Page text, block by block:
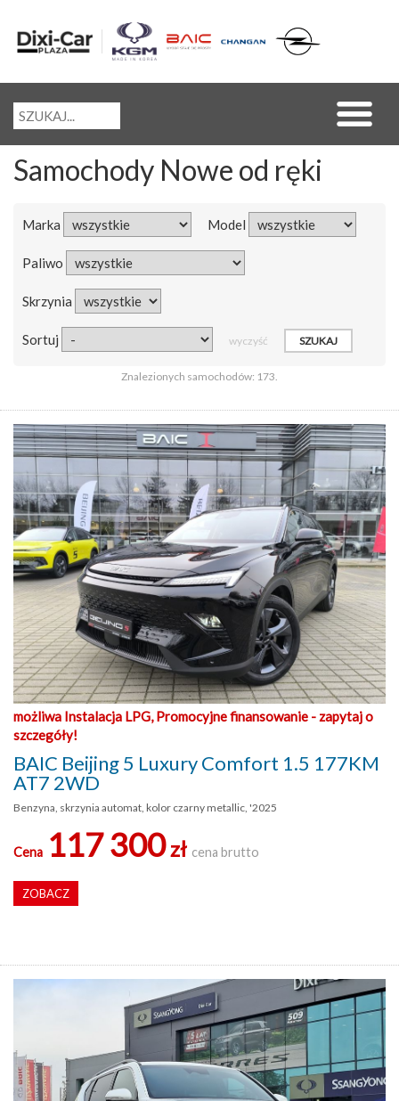
Samochody Nowe od ręki
Marka Model
Paliwo
Skrzynia
Sortuj wyczyść
Znalezionych samochodów: 173.
możliwa Instalacja LPG, Promocyjne finansowanie - zapytaj o
szczegóły!
BAIC Beijing 5 Luxury Comfort 1.5 177KM
AT7 2WD
Benzyna, skrzynia automat, kolor czarny metallic, '2025
Cena 117 300zł cena brutto
ZOBACZ